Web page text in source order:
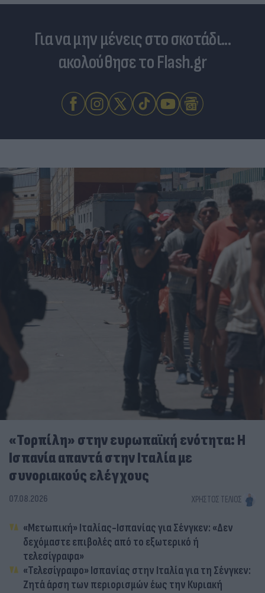
Για να μην μένεις στο σκοτάδι...
ακολούθησε το Flash.gr
«Τορπίλη» στην ευρωπαϊκή ενότητα: Η
Ισπανία απαντά στην Ιταλία με
συνοριακούς ελέγχους
07.08.2026 ΧΡΉΣΤΟΣ ΤΈΛΙΟΣ
«Μετωπική» Ιταλίας-Ισπανίας για Σένγκεν: «Δεν
δεχόμαστε επιβολές από το εξωτερικό ή
τελεσίγραφα»
«Τελεσίγραφο» Ισπανίας στην Ιταλία για τη Σένγκεν:
Ζητά άρση των περιορισμών έως την Κυριακή